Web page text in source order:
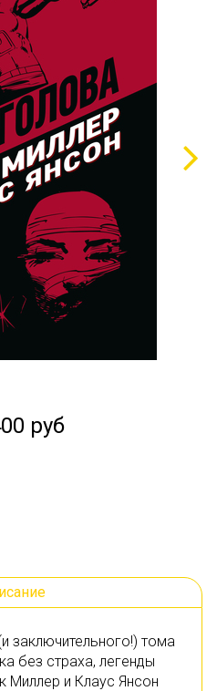
руб
заключительного!) тома
без страха, легенды
Миллер и Клаус Янсон